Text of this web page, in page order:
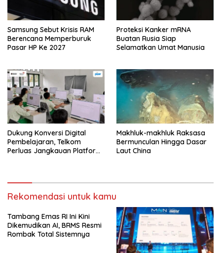
Samsung Sebut Krisis RAM
Berencana Memperburuk
Pasar HP Ke 2027
Proteksi Kanker mRNA
Buatan Rusia Siap
Selamatkan Umat Manusia
Dukung Konversi Digital
Pembelajaran, Telkom
Perluas Jangkauan Platform
Makhluk-makhluk Raksasa
Bermunculan Hingga Dasar
Laut China
Rekomendasi untuk kamu
Tambang Emas RI Ini Kini
Dikemudikan AI, BRMS Resmi
Rombak Total Sistemnya